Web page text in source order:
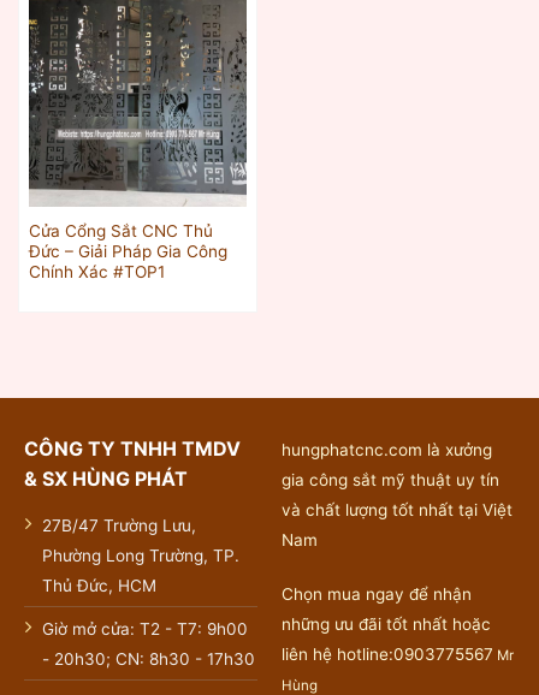
Cửa Cổng Sắt CNC Thủ
Đức – Giải Pháp Gia Công
Chính Xác #TOP1
CÔNG TY TNHH TMDV
& SX HÙNG PHÁT
27B/47 Trường Lưu,
Phường Long Trường, TP.
Thủ Đức, HCM
Giờ mở cửa: T2 - T7: 9h00
- 20h30; CN: 8h30 - 17h30
hungphatcnc.com là xưởng
gia công sắt mỹ thuật uy tín
và chất lượng tốt nhất tại Việt
Nam
Chọn mua ngay để nhận
những ưu đãi tốt nhất hoặc
liên hệ hotline:0903775567 Mr
Hùng